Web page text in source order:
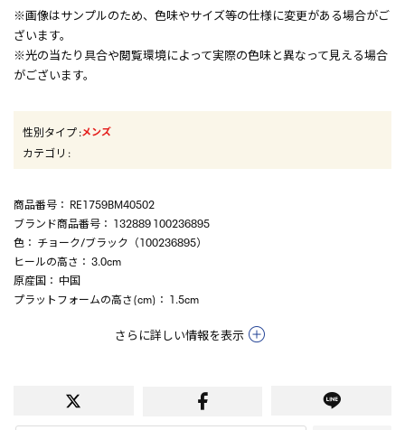
※画像はサンプルのため、色味やサイズ等の仕様に変更がある場合がご
ざいます。
※光の当たり具合や閲覧環境によって実際の色味と異なって見える場合
がございます。
性別タイプ:メンズ
カテゴリ :
商品番号 ： RE1759BM40502
ブランド商品番号 ： 132889 100236895
色 ： チョーク/ブラック（100236895）
ヒールの高さ ： 3.0cm
原産国 ： 中国
プラットフォームの高さ(cm) ： 1.5cm
さらに詳しい情報を表示